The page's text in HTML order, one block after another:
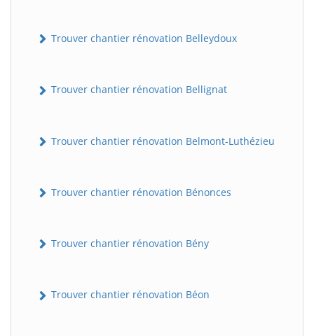
Trouver chantier rénovation Belleydoux
Trouver chantier rénovation Bellignat
Trouver chantier rénovation Belmont-Luthézieu
Trouver chantier rénovation Bénonces
Trouver chantier rénovation Bény
Trouver chantier rénovation Béon